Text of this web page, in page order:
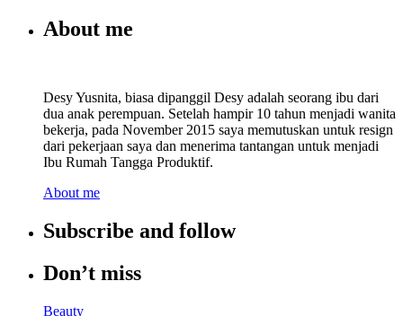
About me
Desy Yusnita, biasa dipanggil Desy adalah seorang ibu dari
dua anak perempuan. Setelah hampir 10 tahun menjadi wanita
bekerja, pada November 2015 saya memutuskan untuk resign
dari pekerjaan saya dan menerima tantangan untuk menjadi
Ibu Rumah Tangga Produktif.
About me
Subscribe and follow
Don’t miss
Beauty